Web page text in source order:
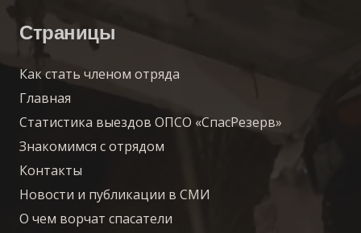
Страницы
Как стать членом отряда
Главная
Статистика выездов ОПСО «СпасРезерв»
Знакомимся с отрядом
Контакты
Новости и публикации в СМИ
О чем ворчат спасатели